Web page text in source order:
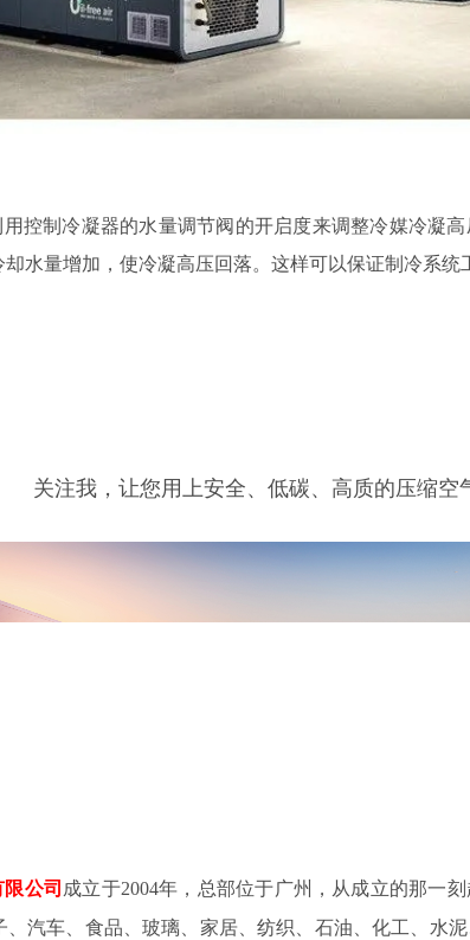
控制冷凝器的水量调节阀的开启度来调整冷媒冷凝
水量增加，使冷凝高压回落。这样可以保证制冷系统
关注我，让您用上安全、低碳、高质的压缩空
公司 成立于2004年，总部位于广州，从成立的那一
汽车、食品、玻璃、家居、纺织、石油、化工、水